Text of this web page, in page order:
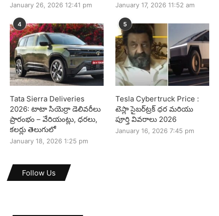
January 26, 2026 12:41 pm January 17, 2026 11:52 am
4
Tata Sierra Deliveries
2026: టాటా సియెర్రా డెలివరీలు
ప్రారంభం – వేరియంట్లు, ధరలు,
కలర్లు తెలుగులో
January 18, 2026 1:25 pm
5
Tesla Cybertruck Price :
టెస్లా సైబర్‌ట్రక్ ధర మరియు
పూర్తి వివరాలు 2026
January 16, 2026 7:45 pm
Follow Us